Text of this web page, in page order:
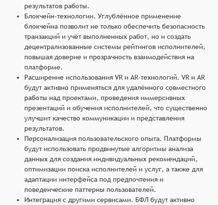
результатов работы.
Блокчейн-технологии. Углублённое применение
блокчейна позволит не только обеспечить безопасность
транзакций и учёт выполненных работ, но и создать
децентрализованные системы рейтингов исполнителей,
повышая доверие и прозрачность взаимодействия на
платформе.
Расширение использования VR и AR-технологий. VR и AR
будут активно применяться для удалённого совместного
работы над проектами, проведения иммерсивных
презентаций и обучения исполнителей, что существенно
улучшит качество коммуникации и представления
результатов.
Персонализация пользовательского опыта. Платформы
будут использовать продвинутые алгоритмы анализа
данных для создания индивидуальных рекомендаций,
оптимизации поиска исполнителей и услуг, а также для
адаптации интерфейса под предпочтения и
поведенческие паттерны пользователей.
Интеграция с другими сервисами. БФЛ будут активно